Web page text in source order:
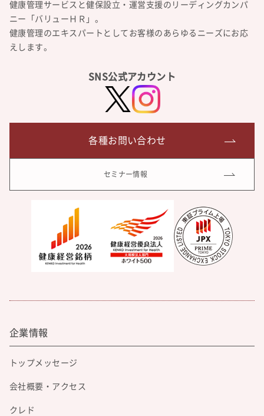
健康管理サービスと健保設立・運営支援のリーディングカンパ
ニー「バリューＨＲ」。
健康管理のエキスパートとしてお客様のあらゆるニーズにお応
えします。
SNS公式アカウント
各種お問い合わせ
セミナー情報
企業情報
トップメッセージ
会社概要・アクセス
クレド